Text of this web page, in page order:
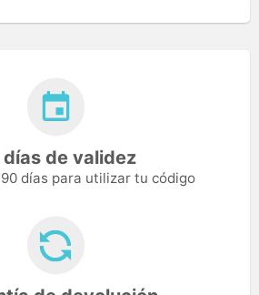
de validez
días para utilizar tu código